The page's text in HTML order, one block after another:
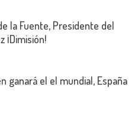
la Fuente, Presidente del
¡Dimisión!
ganará el el mundial, España